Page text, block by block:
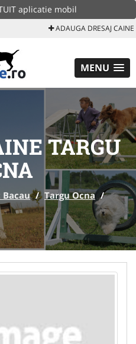
aplicatie mobil
ADAUGA DRESAJ CAINE
MENU
TARGU
Bacau / Targu Ocna /